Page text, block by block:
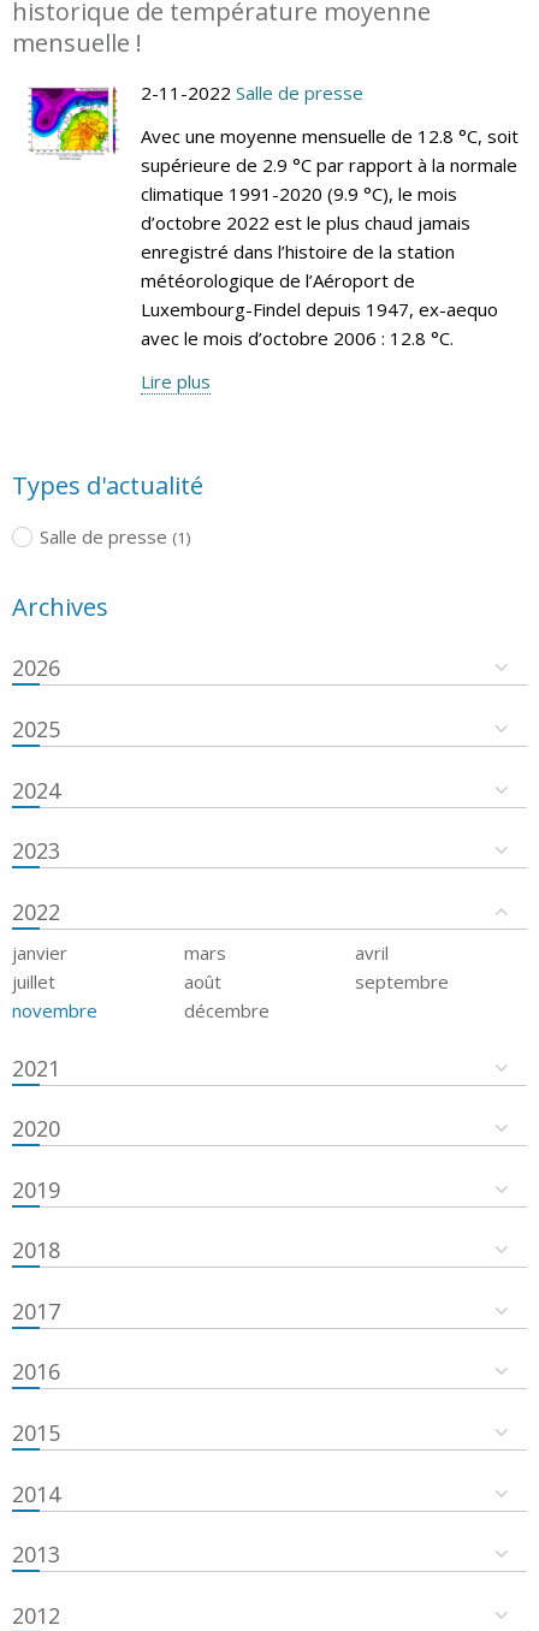
historique de température moyenne
mensuelle !
2-11-2022 Salle de presse
Avec une moyenne mensuelle de 12.8 °C, soit
supérieure de 2.9 °C par rapport à la normale
climatique 1991-2020 (9.9 °C), le mois
d’octobre 2022 est le plus chaud jamais
enregistré dans l’histoire de la station
météorologique de l’Aéroport de
Luxembourg-Findel depuis 1947, ex-aequo
avec le mois d’octobre 2006 : 12.8 °C.
Lire plus
Types d'actualité
Salle de presse (1)
Archives
2026
2025
2024
2023
2022
janvier mars
avril
juillet
août
septembre
novembre
décembre
2021
2020
2019
2018
2017
2016
2015
2014
2013
2012